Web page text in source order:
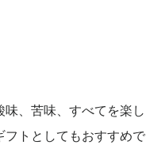
、苦味、すべてを楽し
トとしてもおすすめで